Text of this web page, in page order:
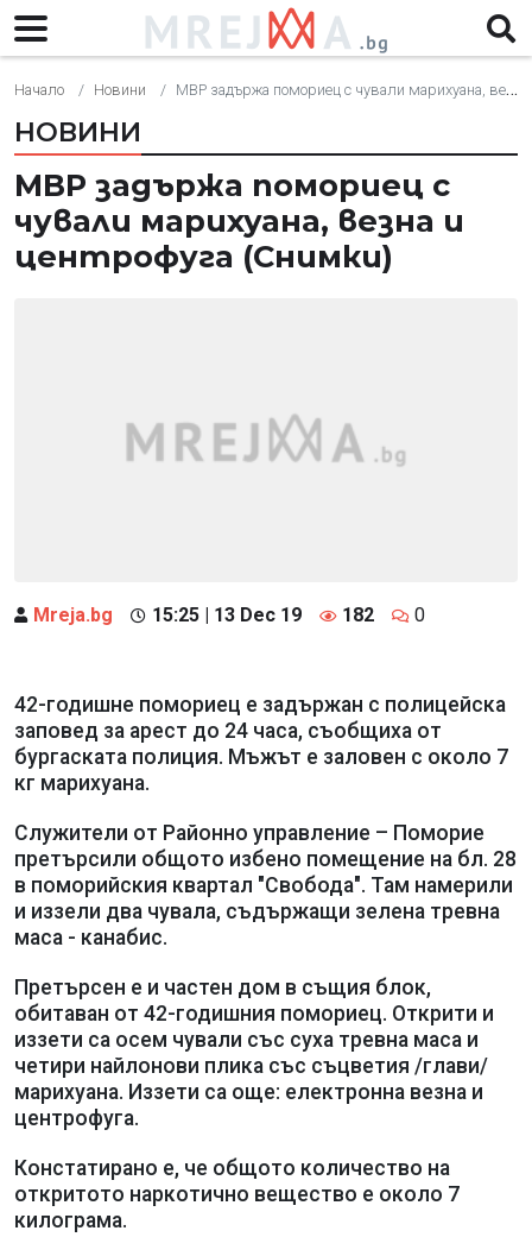
Начало Новини МВР задържа помориец с чували марихуана, везна и центрофуга (Снимки)
НОВИНИ
МВР задържа помориец с
чували марихуана, везна и
центрофуга (Снимки)
Mreja.bg 15:25 | 13 Dec 19 182 0
42-годишне помориец е задържан с полицейска
заповед за арест до 24 часа, съобщиха от
бургаската полиция. Мъжът е заловен с около 7
кг марихуана.
Служители от Районно управление – Поморие
претърсили общото избено помещение на бл. 28
в поморийския квартал "Свобода". Там намерили
и иззели два чувала, съдържащи зелена тревна
маса - канабис.
Претърсен е и частен дом в същия блок,
обитаван от 42-годишния помориец. Открити и
иззети са осем чували със суха тревна маса и
четири найлонови плика със съцветия /глави/
марихуана. Иззети са още: електронна везна и
центрофуга.
Констатирано е, че общото количество на
откритото наркотично вещество е около 7
килограма.